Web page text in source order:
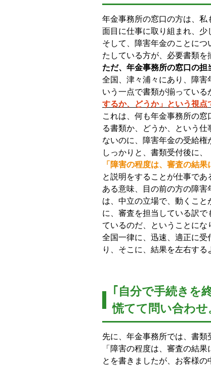
年金事務所の窓口の方は、
面目に仕事に取り組まれ、少
そして、障害年金のことに
たしている方が、必要書類を
ただ、年金事務所の窓口の担
全国、津々浦々にあり、障害
いう一点で書類が揃っている
するか、どうか」という視点
これは、何も年金事務所の
る書類か、どうか、という
ないのに、障害年金の受給権
しっかりと、書類受付後に、
「障害の程度は、審査の結
と説明をすることが仕事であ
ある意味、目の前の方の障害
は、中立の立場で、動くこ
に、審査を担当している訳
ているのだ、ということにな
全国一律に、迅速、適正に
り、そこに、結果を左右する
｢自分で手続きを
慌てて問い合わせ
先に、年金事務所では、書類
「障害の程度は、審査の結
とを書きましたが、お客様の